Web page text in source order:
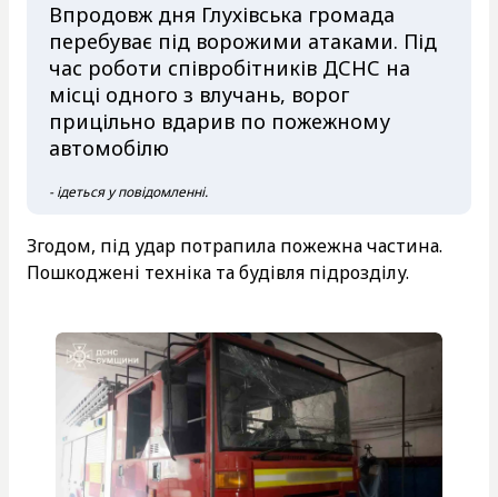
Впродовж дня Глухівська громада
перебуває під ворожими атаками. Під
час роботи співробітників ДСНС на
місці одного з влучань, ворог
прицільно вдарив по пожежному
автомобілю
- ідеться у повідомленні.
Згодом, під удар потрапила пожежна частина.
Пошкоджені техніка та будівля підрозділу.